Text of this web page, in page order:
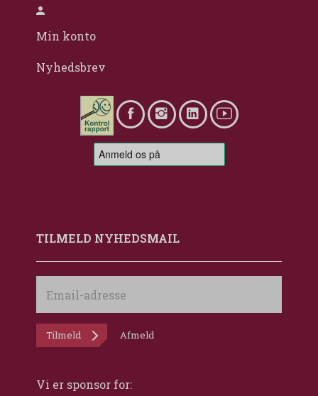
Min konto
Nyhedsbrev
TILMELD NYHEDSMAIL
adresse
Tilmeld Afmeld
Vi er sponsor for: